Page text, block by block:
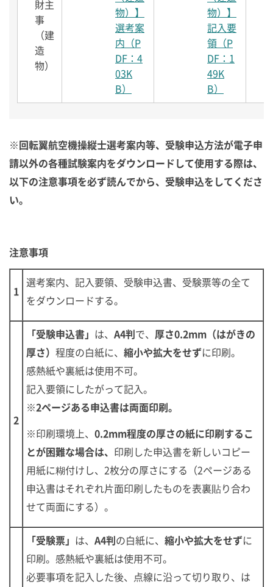
財主
事
（建
造
物）
物）】
選考案
内（P
DF：4
03K
B）
物）】
記入要
領（P
DF：1
49K
B）
※回転翼航空機操縦士選考案内等、受験申込方法が電子申
請以外の各種試験案内をダウンロードして使用する際は、
以下の注意事項を必ず読んでから、受験申込をしてくださ
い。
注意事項
1
選考案内、記入要領、受験申込書、受験票等の全て
をダウンロードする。
2
「受験申込書」 は、 A4判で、 厚さ0.2mm（はがきの
厚さ） 程度の白紙に、 縮小や拡大をせずに印刷。
感熱紙や裏紙は使用不可。
記入要領にしたがって記入。
※2ページある申込書は両面印刷。
※印刷環境上、 0.2mm程度の厚さの紙に印刷するこ
とが困難な場合は、 印刷した申込書を新しいコピー
用紙に糊付けし、2枚分の厚さにする（2ページある
申込書はそれぞれ片面印刷したものを表裏貼り合わ
せて両面にする）。
「受験票」 は、 A4判の白紙に、 縮小や拡大をせずに
印刷。感熱紙や裏紙は使用不可。
必要事項を記入した後、点線に沿って切り取り、は